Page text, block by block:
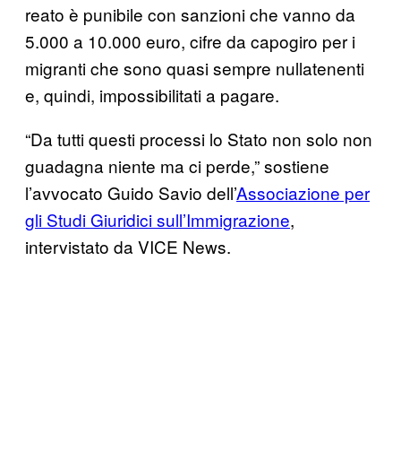
reato è punibile con sanzioni che vanno da
5.000 a 10.000 euro, cifre da capogiro per i
migranti che sono quasi sempre nullatenenti
e, quindi, impossibilitati a pagare.
“Da tutti questi processi lo Stato non solo non
guadagna niente ma ci perde,” sostiene
l’avvocato Guido Savio dell’Associazione per
gli Studi Giuridici sull’Immigrazione,
intervistato da VICE News.